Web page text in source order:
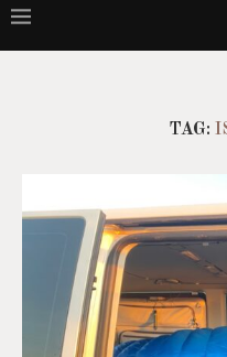
TAG: